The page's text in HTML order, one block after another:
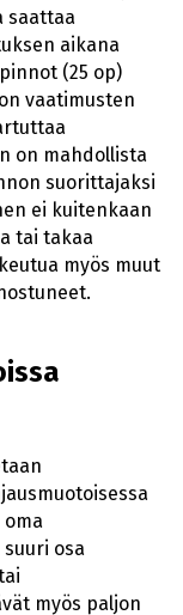
saattaa
aikana
(25 op)
vaatimusten
on mahdollista
suorittajaksi
ei kuitenkaan
tai takaa
myös muut
osa
myös paljon